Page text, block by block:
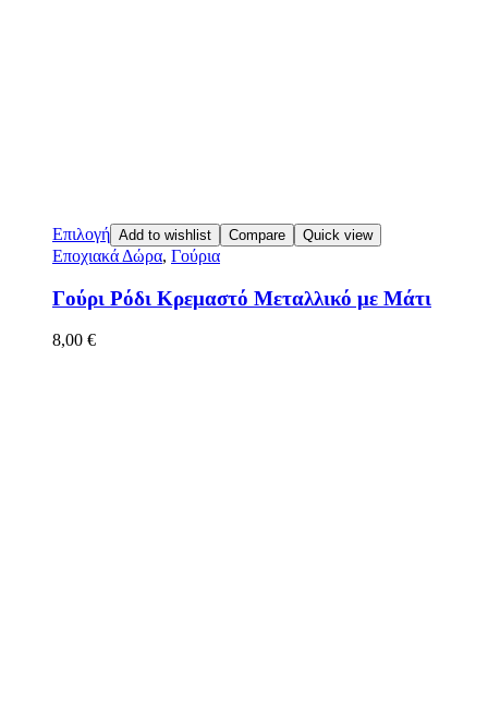
Επιλογή Add to wishlist Compare Quick view
Εποχιακά Δώρα, Γούρια
Γούρι Ρόδι Κρεμαστό Μεταλλικό με Μάτι
8,00 €